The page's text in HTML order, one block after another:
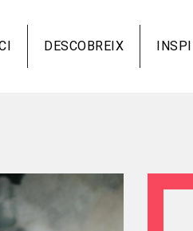
al
contingut
DESCOBREIX